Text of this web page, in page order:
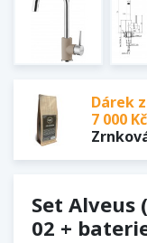
Dárek
7 000 Kč
Set Alveus
02 +